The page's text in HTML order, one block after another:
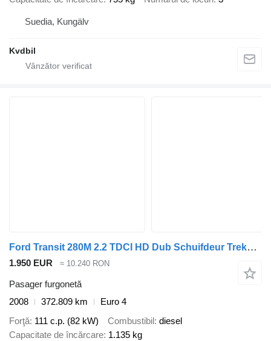
Suedia, Kungälv
Kvdbil
Ford Transit 280M 2.2 TDCI HD Dub Schuifdeur Trekhaak 2450 kg
1.950 EUR ≈ 10.240 RON
Pasager furgonetă
2008
372.809 km
Euro 4
Forţă 111 c.p. (82 kW) Combustibil diesel
Capacitate de încărcare 1.135 kg